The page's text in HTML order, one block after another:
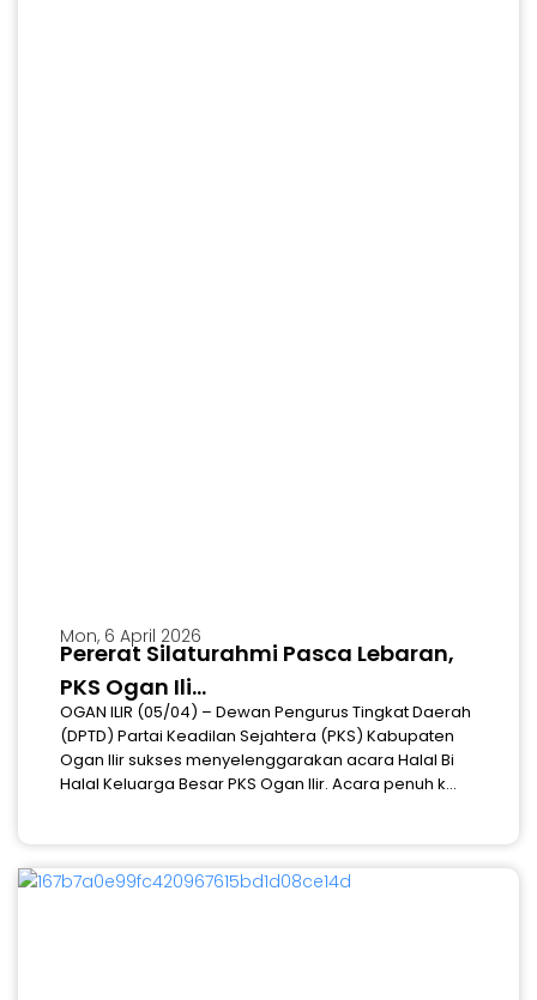
Mon, 6 April 2026
Pererat Silaturahmi Pasca Lebaran,
PKS Ogan Ili...
OGAN ILIR (05/04) – Dewan Pengurus Tingkat Daerah
(DPTD) Partai Keadilan Sejahtera (PKS) Kabupaten
Ogan Ilir sukses menyelenggarakan acara Halal Bi
Halal Keluarga Besar PKS Ogan Ilir. Acara penuh k...